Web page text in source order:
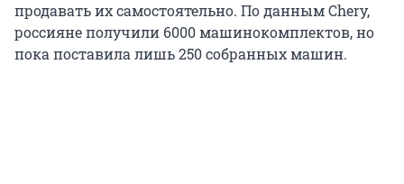
продавать их самостоятельно. По данным Chery,
россияне получили 6000 машинокомплектов, но
пока поставила лишь 250 собранных машин.